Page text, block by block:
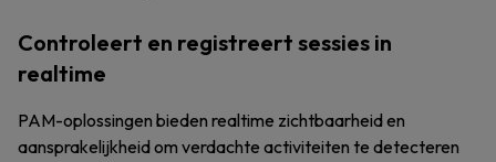
Controleert en registreert sessies in
realtime
PAM-oplossingen bieden realtime zichtbaarheid en
aansprakelijkheid om verdachte activiteiten te detecteren